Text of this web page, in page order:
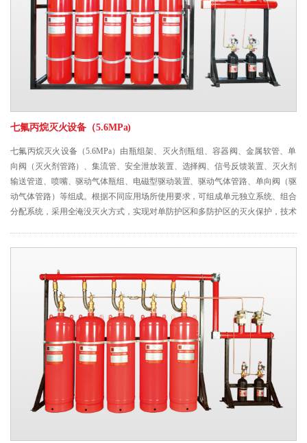
七氟丙烷灭火设备（5.6MPa)
七氟丙烷灭火设备（5.6MPa）由瓶组架、灭火剂瓶组、容器阀、金属软管、单
向阀（灭火剂管路）、集流管、安全泄放装置、选择阀、信号反馈装置、灭火剂
输送管道、喷嘴、驱动气体瓶组、电磁型驱动装置、驱动气体管路、单向阀（驱
动气体管路）等组成。根据不同应用场所使用要求，可组成单元独立系统、组合
分配系统，采用全淹没灭火方式，实现对单防护区和多防护区的灭火保护，技术